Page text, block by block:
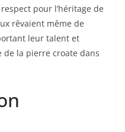
pour l’héritage de
rêvaient même de
leur talent et
la pierre croate dans